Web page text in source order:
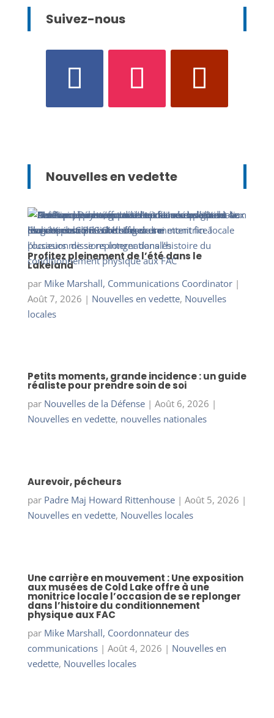
Suivez-nous
Nouvelles en vedette
Profitez pleinement de l’été dans le
Lakeland
par Mike Marshall, Communications Coordinator|
Août 7, 2026 | Nouvelles en vedette, Nouvelles
locales
Petits moments, grande incidence : un guide
réaliste pour prendre soin de soi
par Nouvelles de la Défense| Août 6, 2026 |
Nouvelles en vedette, nouvelles nationales
Aurevoir, pécheurs
par Padre Maj Howard Rittenhouse| Août 5, 2026 |
Nouvelles en vedette, Nouvelles locales
Une carrière en mouvement : Une exposition
aux musées de Cold Lake offre à une
monitrice locale l’occasion de se replonger
dans l’histoire du conditionnement
physique aux FAC
par Mike Marshall, Coordonnateur des
communications| Août 4, 2026 | Nouvelles en
vedette, Nouvelles locales